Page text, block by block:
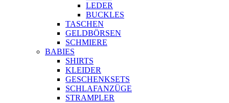
LEDER
BUCKLES
TASCHEN
GELDBÖRSEN
SCHMIERE
BABIES
SHIRTS
KLEIDER
GESCHENKSETS
SCHLAFANZÜGE
STRAMPLER